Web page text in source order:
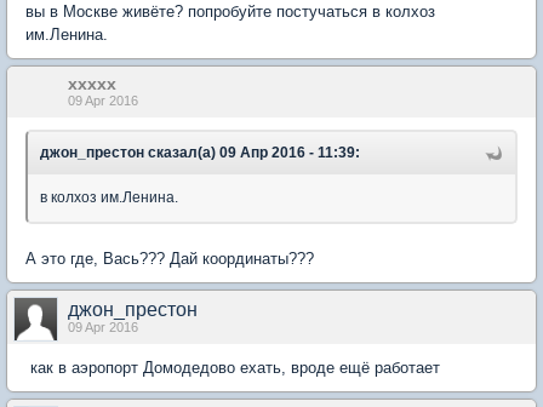
вы в Москве живёте? попробуйте постучаться в колхоз
им.Ленина.
xxxxx
09 Apr 2016
джон_престон сказал(а) 09 Апр 2016 - 11:39:
в колхоз им.Ленина.
А это где, Вась??? Дай координаты???
джон_престон
09 Apr 2016
как в аэропорт Домодедово ехать, вроде ещё работает